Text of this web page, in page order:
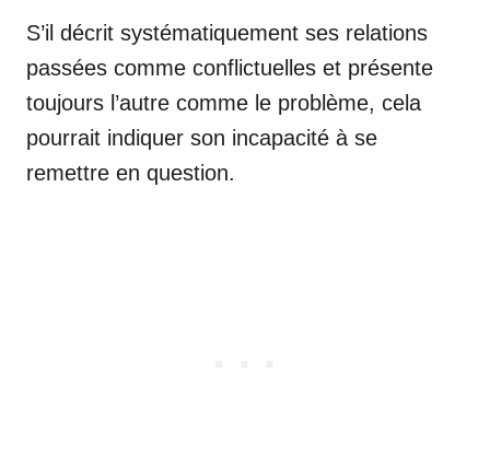
S’il décrit systématiquement ses relations
passées comme conflictuelles et présente
toujours l’autre comme le problème, cela
pourrait indiquer son incapacité à se
remettre en question.